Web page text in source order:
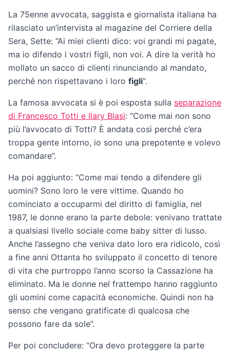
La 75enne avvocata, saggista e giornalista italiana ha
rilasciato un’intervista al magazine del Corriere della
Sera, Sette: “Ai miei clienti dico: voi grandi mi pagate,
ma io difendo i vostri figli, non voi. A dire la verità ho
mollato un sacco di clienti rinunciando al mandato,
perché non rispettavano i loro figli“.
La famosa avvocata si è poi esposta sulla separazione
di Francesco Totti e Ilary Blasi: “Come mai non sono
più l’avvocato di Totti? È andata così perché c’era
troppa gente intorno, io sono una prepotente e volevo
comandare”.
Ha poi aggiunto: “Come mai tendo a difendere gli
uomini? Sono loro le vere vittime. Quando ho
cominciato a occuparmi del diritto di famiglia, nel
1987, le donne erano la parte debole: venivano trattate
a qualsiasi livello sociale come baby sitter di lusso.
Anche l’assegno che veniva dato loro era ridicolo, così
a fine anni Ottanta ho sviluppato il concetto di tenore
di vita che purtroppo l’anno scorso la Cassazione ha
eliminato. Ma le donne nel frattempo hanno raggiunto
gli uomini come capacità economiche. Quindi non ha
senso che vengano gratificate di qualcosa che
possono fare da sole”.
Per poi concludere: “Ora devo proteggere la parte